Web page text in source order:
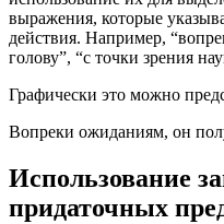
выражения, которые
действия. Например,
голову”, “с точки зрения
Графически это можно
Вопреки ожиданиям, он
Использование
придаточных